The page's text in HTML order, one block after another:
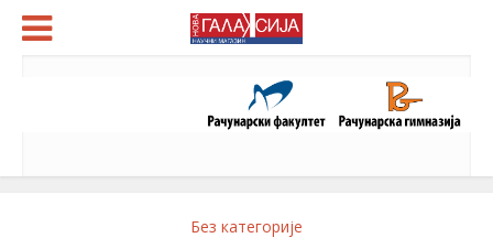
Без категорије